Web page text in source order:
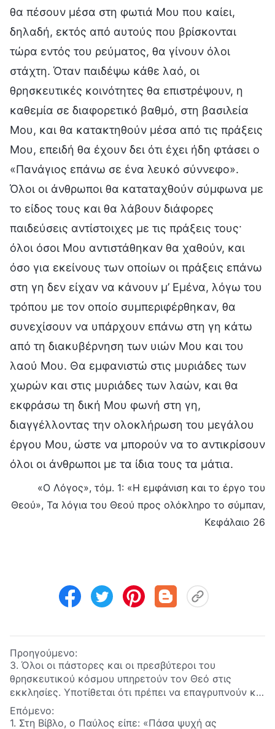
θα πέσουν μέσα στη φωτιά Μου που καίει,
δηλαδή, εκτός από αυτούς που βρίσκονται
τώρα εντός του ρεύματος, θα γίνουν όλοι
στάχτη. Όταν παιδέψω κάθε λαό, οι
θρησκευτικές κοινότητες θα επιστρέψουν, η
καθεμία σε διαφορετικό βαθμό, στη βασιλεία
Μου, και θα κατακτηθούν μέσα από τις πράξεις
Μου, επειδή θα έχουν δει ότι έχει ήδη φτάσει ο
«Πανάγιος επάνω σε ένα λευκό σύννεφο».
Όλοι οι άνθρωποι θα καταταχθούν σύμφωνα με
το είδος τους και θα λάβουν διάφορες
παιδεύσεις αντίστοιχες με τις πράξεις τους·
όλοι όσοι Μου αντιστάθηκαν θα χαθούν, και
όσο για εκείνους των οποίων οι πράξεις επάνω
στη γη δεν είχαν να κάνουν μ’ Εμένα, λόγω του
τρόπου με τον οποίο συμπεριφέρθηκαν, θα
συνεχίσουν να υπάρχουν επάνω στη γη κάτω
από τη διακυβέρνηση των υιών Μου και του
λαού Μου. Θα εμφανιστώ στις μυριάδες των
χωρών και στις μυριάδες των λαών, και θα
εκφράσω τη δική Μου φωνή στη γη,
διαγγέλλοντας την ολοκλήρωση του μεγάλου
έργου Μου, ώστε να μπορούν να το αντικρίσουν
όλοι οι άνθρωποι με τα ίδια τους τα μάτια.
«Ο Λόγος», τόμ. 1: «Η εμφάνιση και το έργο του
Θεού», Τα λόγια του Θεού προς ολόκληρο το σύμπαν,
Κεφάλαιο 26
Προηγούμενο:
3. Όλοι οι πάστορες και οι πρεσβύτεροι του
θρησκευτικού κόσμου υπηρετούν τον Θεό στις
εκκλησίες. Υποτίθεται ότι πρέπει να επαγρυπνούν και
να προσέχουν περιμένοντας την επιστροφή του
Κυρίου. Γιατί, λοιπόν, όχι μόνο δεν καταβάλλουν
Επόμενο:
1. Στη Βίβλο, ο Παύλος είπε: «Πάσα ψυχή ας